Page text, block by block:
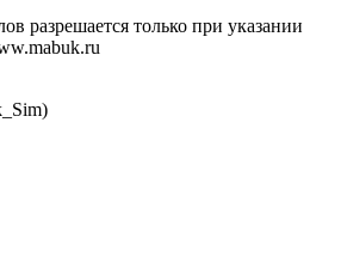
разрешается только при указании